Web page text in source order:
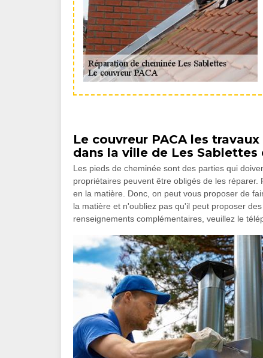
Le couvreur PACA les
dans la ville de Les Sablettes
Les pieds de cheminée sont des parties qui
propriétaires peuvent être obligés de les
en la matière. Donc, on peut vous proposer de
la matière et n'oubliez pas qu'il peut proposer
renseignements complémentaires, veuillez le